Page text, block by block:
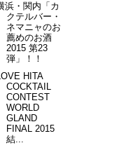
浜・関内「カ
クテルバー・
ネマニャのお
薦めのお酒
2015 第23
弾」！！
LOVE HITA
COCKTAIL
CONTEST
WORLD
GLAND
FINAL 2015
結...